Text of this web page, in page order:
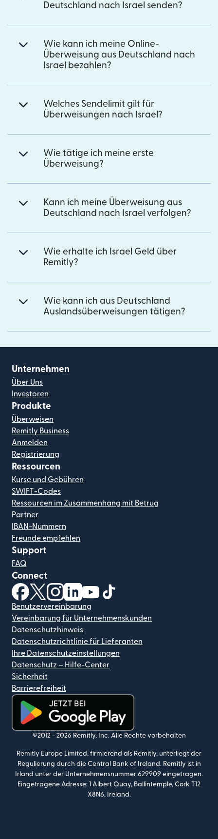
Deutschland nach Israel senden?
Wie kann ich meine Online-
Überweisung aus Deutschland nach
Israel bezahlen?
Welches Sendelimit gilt für
Überweisungen nach Israel?
Wie tätige ich meine erste
Überweisung?
Kann ich meine Überweisung aus
Deutschland nach Israel verfolgen?
Wie erhalte ich Israel Geld über
Remitly?
Wie kann ich aus Deutschland
Auslandsüberweisungen tätigen?
Unternehmen
Über Uns
Investoren
Produkte
Überweisen
Remitly Business
Anmelden
Registrierung
Ressourcen
Kurse und Gebühren
SWIFT-Codes
Ressourcen im Zusammenhang mit Betrug
Partner
IBAN-Nummern
Freunde empfehlen
Support
FAQ
Connect
(wird in einem neuen Fenster geöffnet)
(wird in einem neuen Fenster geöffnet)
(wird in einem neuen Fenster geöffnet)
(wird in einem neuen Fenster geöffnet)
(wird in einem neuen Fenster
Benutzervereinbarung
Vereinbarung für Unternehmenskunden
Datenschutzhinweis
Datenschutzrichtlinie für Lieferanten
Ihre Datenschutzeinstellungen
Datenschutz – Hilfe-Center
Sicherheit
Barrierefreiheit
(wird in einem neuen Fenster geöffnet)
©2012 - 2026 Remitly, Inc. Alle Rechte vorbehalten
Remitly Europe Limited, firmierend als Remitly, unterliegt der
Regulierung durch die Central Bank of Ireland. Remitly ist in
Irland unter der Unternehmensnummer 629909 eingetragen.
Eingetragene Adresse: 1 Albert Quay, Ballintemple, Cork T12
X8N6, Ireland.